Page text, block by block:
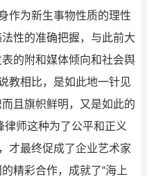
为新生事物性质的理性
性的准确把握，与此前大
的附和媒体倾向和社会舆
教相比，是如此地一针见
且旗帜鲜明，又是如此的
师这种为了公平和正义
才最终促成了企业艺术家
精彩合作，成就了“海上